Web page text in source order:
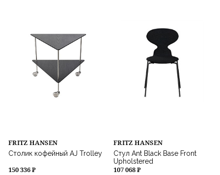
FRITZ HANSEN
Столик кофейный AJ Trolley
150 336 ₽
FRITZ HANSEN
Стул Ant Black Base Front
Upholstered
107 068 ₽